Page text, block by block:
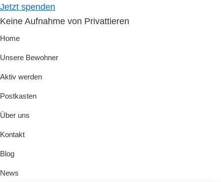
Skip
to
primary
Skip
to
main
Jetzt spenden
Keine Aufnahme von Privattieren
Home
Unsere Bewohner
Aktiv werden
Postkasten
Über uns
Kontakt
Blog
News